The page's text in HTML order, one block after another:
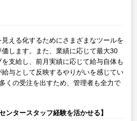
える化するためにさまざまなツールを
します。また、業績に応じて最大30
支給し、前月実績に応じて給与自体も
与として反映するやりがいを感じてい
くの受注を出すため、管理者も全力で
ンタースタッフ経験を活かせる】